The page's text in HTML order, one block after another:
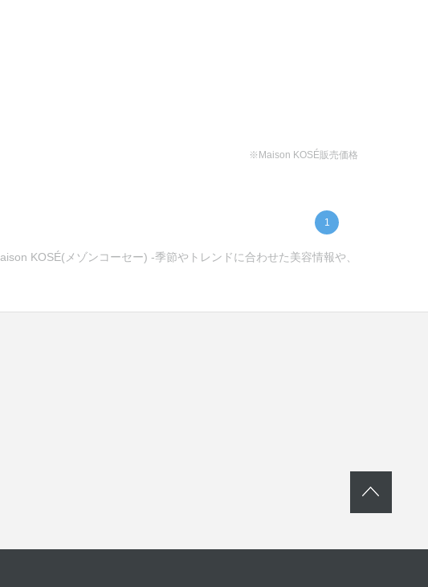
※Maison KOSÉ販売価格
1
KOSÉ(メゾンコーセー) -季節やトレンドに合わせた美容情報や、